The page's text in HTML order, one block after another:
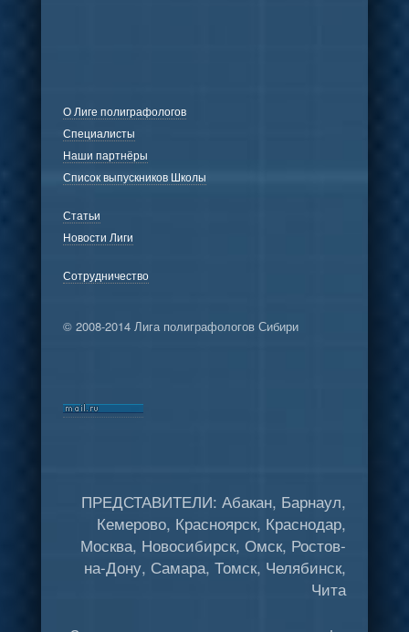
О Лиге полиграфологов
Специалисты
Наши партнёры
Список выпускников Школы
Статьи
Новости Лиги
Сотрудничество
© 2008-2014 Лига полиграфологов Сибири
ПРЕДСТАВИТЕЛИ: Абакан, Барнаул,
Кемерово, Красноярск, Краснодар,
Москва, Новосибирск, Омск, Ростов-
на-Дону, Самара, Томск, Челябинск,
Чита